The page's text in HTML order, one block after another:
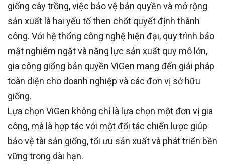
giống cây trồng, việc bảo vệ bản quyền và mở rộng
sản xuất là hai yếu tố then chốt quyết định thành
công. Với hệ thống công nghệ hiện đại, quy trình bảo
mật nghiêm ngặt và năng lực sản xuất quy mô lớn,
gia công giống bản quyền ViGen mang đến giải pháp
toàn diện cho doanh nghiệp và các đơn vị sở hữu
giống.
Lựa chọn ViGen không chỉ là lựa chọn một đơn vị gia
công, mà là hợp tác với một đối tác chiến lược giúp
bảo vệ tài sản giống, tối ưu sản xuất và phát triển bền
vững trong dài hạn.